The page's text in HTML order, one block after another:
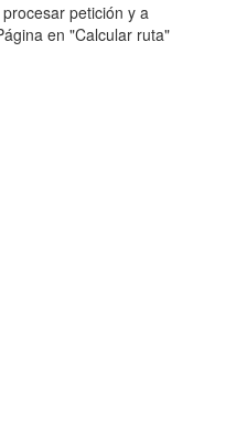
petición y a
en "Calcular ruta"